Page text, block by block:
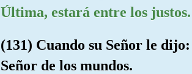
Última, estará entre los justos.
(131) Cuando su Señor le
Señor de los mundos.